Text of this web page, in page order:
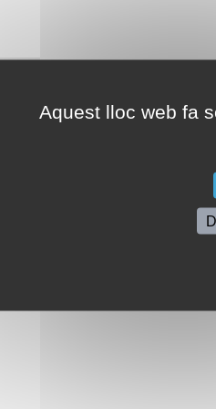
Aquest lloc web fa